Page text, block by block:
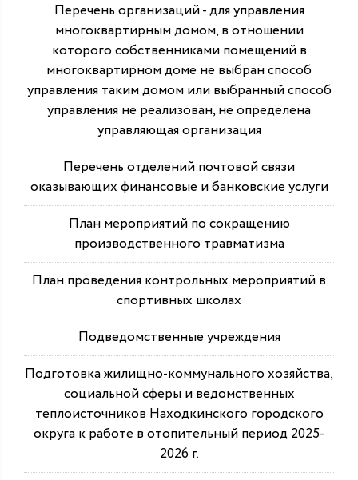
Перечень организаций - для управления
многоквартирным домом, в отношении
которого собственниками помещений в
многоквартирном доме не выбран способ
управления таким домом или выбранный способ
управления не реализован, не определена
управляющая организация
Перечень отделений почтовой связи
оказывающих финансовые и банковские услуги
План мероприятий по сокращению
производственного травматизма
План проведения контрольных мероприятий в
спортивных школах
Подведомственные учреждения
Подготовка жилищно-коммунального хозяйства,
социальной сферы и ведомственных
теплоисточников Находкинского городского
округа к работе в отопительный период 2025-
2026 г.